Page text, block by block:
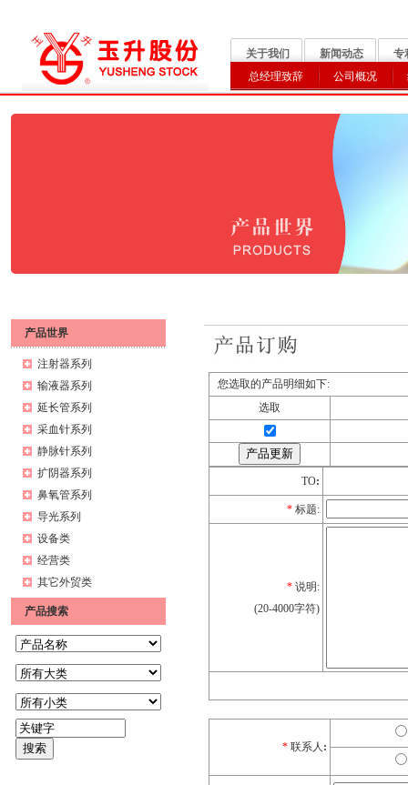
关于我们 新闻动态
专
总经理致辞
公司概况
产品世界
注射器系列
输液器系列
延长管系列
采血针系列
静脉针系列
扩阴器系列
鼻氧管系列
导光系列
设备类
经营类
其它外贸类
产品搜索
您选取的产品明细如下:
选取
TO:
*标题:
*说明:
(20-4000字符)
*联系人 :